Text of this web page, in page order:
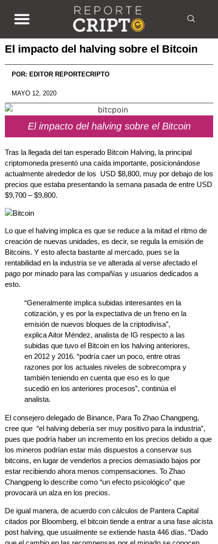
El impacto del halving sobre el Bitcoin
POR: EDITOR REPORTECRIPTO
MAYO 12, 2020
El impacto del halving sobre el Bitcoin
Tras la llegada del tan esperado Bitcoin Halving, la principal
criptomoneda presentó una caída importante, posicionándose
actualmente alrededor de los USD $8,800, muy por debajo de los
precios que estaba presentando la semana pasada de entre USD
$9,700 – $9,800.
Lo que el halving implica es que se reduce a la mitad el ritmo de
creación de nuevas unidades, es decir, se regula la emisión de
Bitcoins. Y esto afecta bastante al mercado, pues se la
rentabilidad en la industria se ve alterada al verse afectado el
pago por minado para las compañías y usuarios dedicados a
esto.
“Generalmente implica subidas interesantes en la
cotización, y es por la expectativa de un freno en la
emisión de nuevos bloques de la criptodivisa”,
explica Aitor Méndez, analista de IG respecto a las
subidas que tuvo el Bitcoin en los halving anteriores,
en 2012 y 2016. “podría caer un poco, entre otras
razones por los actuales niveles de sobrecompra y
también teniendo en cuenta que eso es lo que
sucedió en los anteriores procesos”, continúa el
analista.
El consejero delegado de Binance, Para To Zhao Changpeng,
cree que “el halving debería ser muy positivo para la industria”,
pues que podría haber un incremento en los precios debido a que
los mineros podrían estar más dispuestos a conservar sus
bitcoins, en lugar de venderlos a precios demasiado bajos por
estar recibiendo ahora menos compensaciones. To Zhao
Changpeng lo describe como “un efecto psicológico” que
provocará un alza en los precios.
De igual manera, de acuerdo con cálculos de Pantera Capital
citados por Bloomberg, el bitcoin tiende a entrar a una fase alcista
post halving, que usualmente se extiende hasta 446 días. “Dado